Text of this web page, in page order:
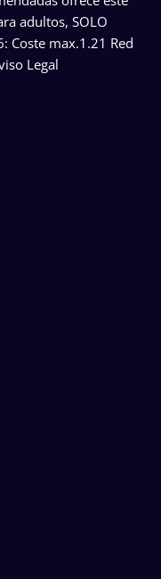
adultos, SOLO
Coste max.1.21 Red
Legal